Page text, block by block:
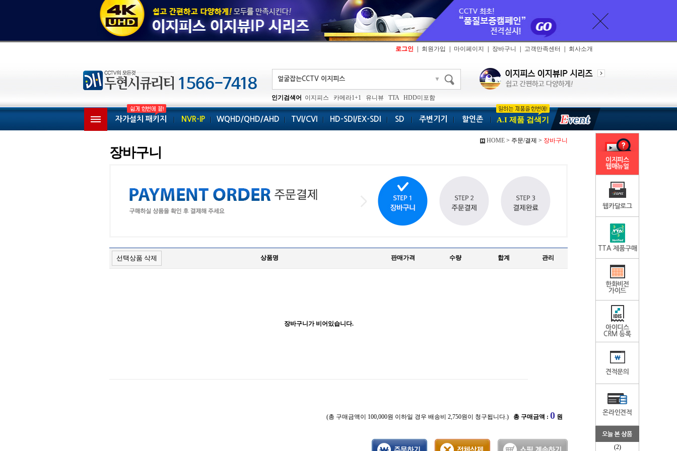
로그인 회원가입 마이페이지 장바구니 고객만족센터 회사소개
▼
인기검색어 이지피스 카메라1+1 유니뷰 TTA HDD미포함
자가설치 패키지 NVR-IP WQHD/QHD/AHD TVI/CVI HD-SDI/EX-SDI SD 주변기기 할인존 A.I 제품 검색기
HOME > 주문/결제 > 장바구니
장바구니
상품명 판매가격 수량 합계 관리
장바구니가 비어있습니다.
(총 구매금액이 100,000원 이하일 경우 배송비 2,750원이 청구됩니다.) 총 구매금액 : 0 원
이지피스
웹매뉴얼
웹카달로그
TTA 제품구매
한화비전
가이드
아이디스
CRM 등록
견적문의
온라인견적
(2)